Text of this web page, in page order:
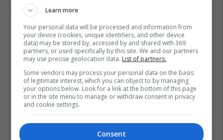
1
Learn more
Your personal data will be processed and information from
your device (cookies, unique identifiers, and other device
data) may be stored by, accessed by and shared with 369
partners, or used specifically by this site. We and our partners
may use precise geolocation data. List of partners.
Some vendors may process your personal data on the basis
of legitimate interest, which you can object to by managing
your options below. Look for a link at the bottom of this page
or in the site menu to manage or withdraw consent in privacy
and cookie settings.
Consent